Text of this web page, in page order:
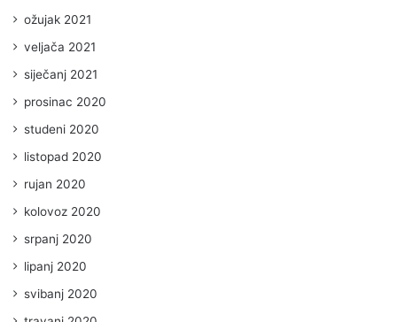
ožujak 2021
veljača 2021
siječanj 2021
prosinac 2020
studeni 2020
listopad 2020
rujan 2020
kolovoz 2020
srpanj 2020
lipanj 2020
svibanj 2020